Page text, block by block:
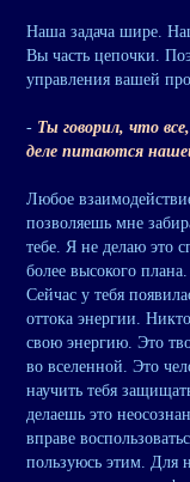
Наша задача шире.
Вы часть цепочки.
управления вашей
- Ты говорил, что
деле питаются
Любое
позволяешь мне
тебе. Я не делаю это
более высокого
Сейчас у тебя
оттока энергии.
свою энергию. Это
во вселенной. Это
научить тебя
делаешь это
вправе
пользуюсь этим. Для